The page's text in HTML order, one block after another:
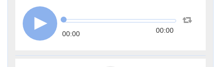
00:00 00:00